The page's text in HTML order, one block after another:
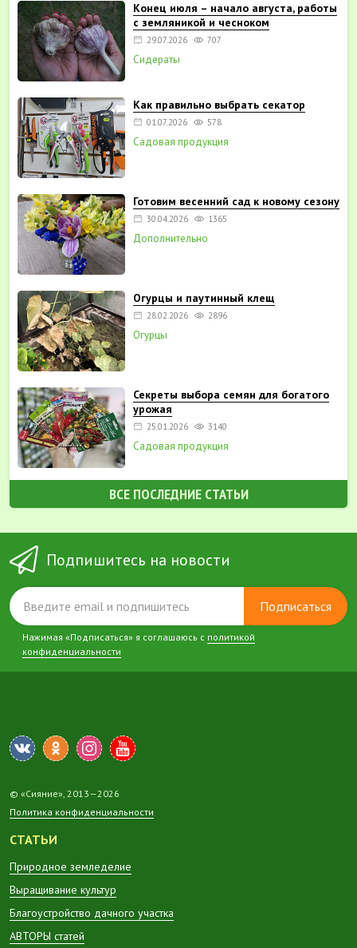
Конец июля – начало августа, работы
с земляникой и чесноком
29.07.2026 707
Сидераты
Как правильно выбрать секатор
01.07.2026 578
Садовая продукция
Готовим весенний сад к новому сезону
30.04.2026 1365
Дополнительно
Огурцы и паутинный клещ
28.02.2026 2896
Огурцы
Секреты выбора семян для богатого
урожая
25.01.2026 3140
Садовая продукция
ВСЕ ПОСЛЕДНИЕ СТАТЬИ
Подпишитесь на новости
Подписаться
Нажимая «Подписаться» я соглашаюсь с политикой
конфиденциальности
© «Сияние», 2013—2026
Политика конфиденциальности
СТАТЬИ
Природное земледелие
Выращивание культур
Благоустройство дачного участка
АВТОРЫ статей